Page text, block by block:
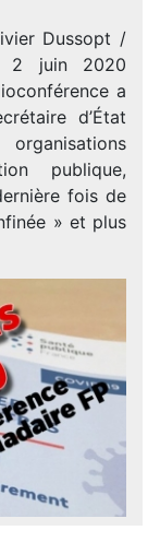
Dussopt /
2 juin 2020
a
d’État
publique,
fois de
» et plus